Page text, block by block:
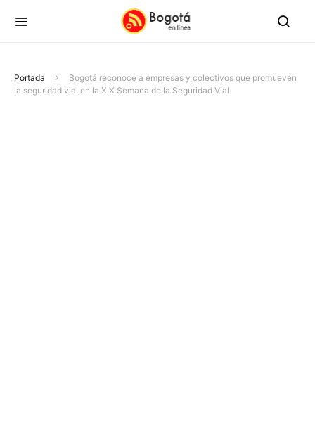
Portada
Bogotá reconoce a empresas y colectivos que promueven
la seguridad vial en la XIX Semana de la Seguridad Vial